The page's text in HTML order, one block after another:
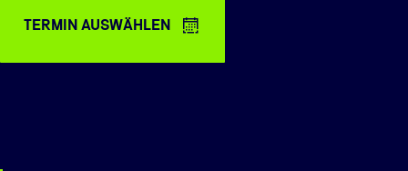
TERMIN AUSWÄHLEN